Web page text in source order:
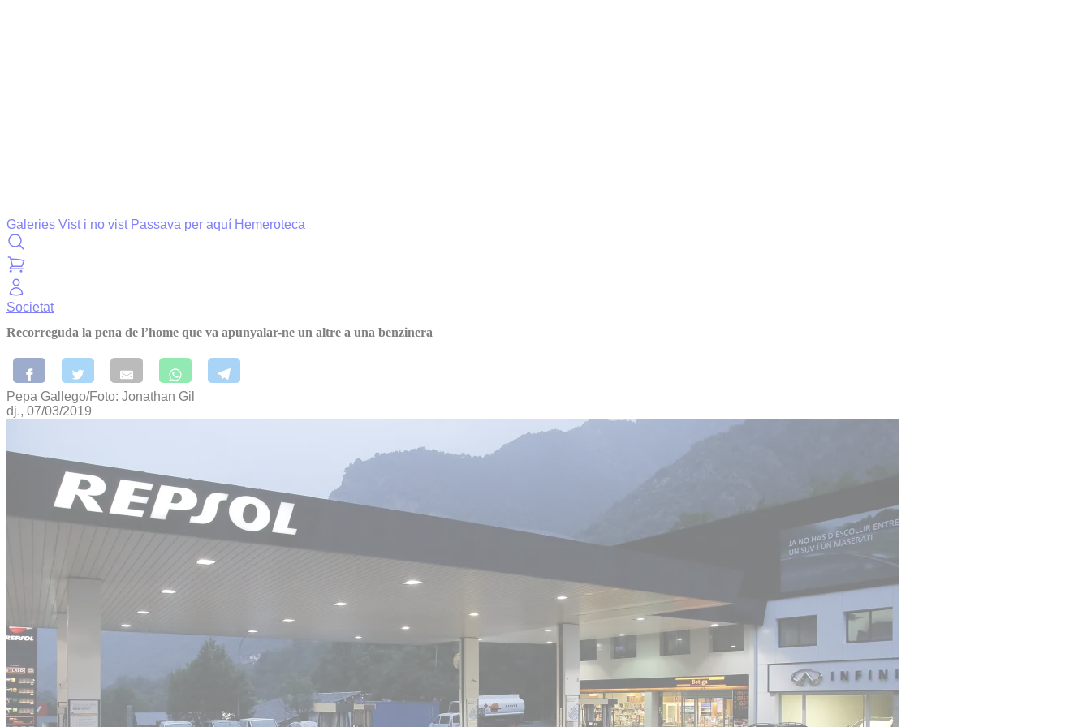
Galeries Vist i no vist Passava per aquí Hemeroteca
Societat
Recorreguda la pena de l’home que va apunyalar-ne un altre a una benzinera
Pepa Gallego/Foto: Jonathan Gil
dj., 07/03/2019